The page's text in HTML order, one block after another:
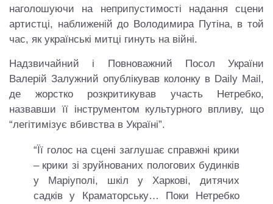
наголошуючи на неприпустимості надання сцени
артистці, наближеній до Володимира Путіна, в той
час, як українські митці гинуть на війні.
Надзвичайний і Повноважний Посол України
Валерій Залужний опублікував колонку в Daily Mail,
де жорстко розкритикував участь Нетребко,
назвавши її інструментом культурного впливу, що
“легітимізує вбивства в Україні”.
“Її голос на сцені заглушає справжні крики
– крики зі зруйнованих пологових будинків
у Маріуполі, шкіл у Харкові, дитячих
садків у Краматорську… Поки Нетребко